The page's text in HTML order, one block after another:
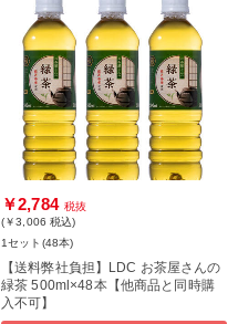
￥2,784 税抜
(￥3,006 税込)
1セット(48本)
【送料弊社負担】LDC お茶屋さんの
緑茶 500ml×48本【他商品と同時購
入不可】